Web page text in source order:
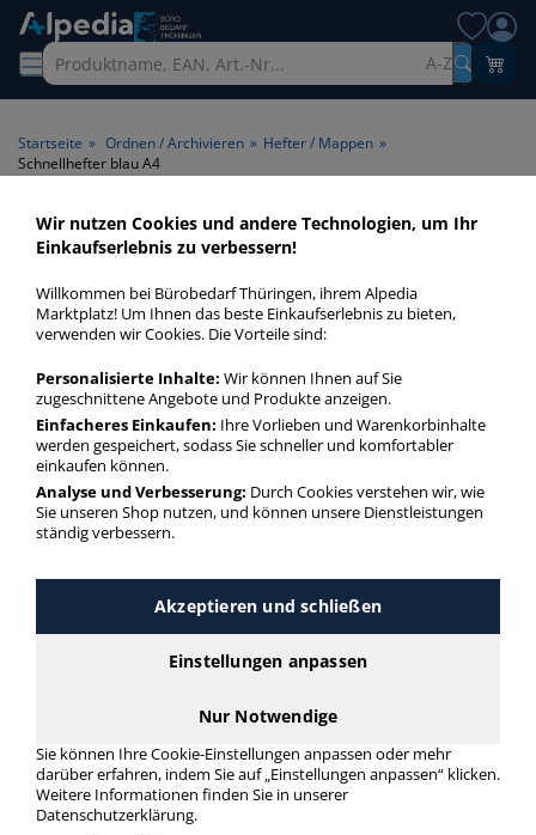
A-Z
Startseite » Ordnen / Archivieren » Hefter / Mappen »
Schnellhefter blau A4
Schnellhefter blau A4 >
Format A4 > Farbe blau
Schnellhefter blau A4 in bester Qualität zum günstigen Preis.
Funktion.
Schnellhefter blau A4
mehr Infos zur Kategorie
Schnellhefter
Schnellhefter
Kunststoff
Wir nutzen Cookies und andere Technologien, um Ihr
Einkaufserlebnis zu verbessern!
Willkommen bei Bürobedarf Thüringen, ihrem Alpedia
Marktplatz! Um Ihnen das beste Einkaufserlebnis zu bieten,
verwenden wir Cookies. Die Vorteile sind:
Personalisierte Inhalte: Wir können Ihnen auf Sie
zugeschnittene Angebote und Produkte anzeigen.
Einfacheres Einkaufen: Ihre Vorlieben und Warenkorbinhalte
werden gespeichert, sodass Sie schneller und komfortabler
einkaufen können.
Analyse und Verbesserung: Durch Cookies verstehen wir, wie
Sie unseren Shop nutzen, und können unsere Dienstleistungen
ständig verbessern.
Akzeptieren und schließen
Einstellungen anpassen
Nur Notwendige
Sie können Ihre Cookie-Einstellungen anpassen oder mehr
darüber erfahren, indem Sie auf „Einstellungen anpassen“ klicken.
Weitere Informationen finden Sie in unserer
Datenschutzerklärung.